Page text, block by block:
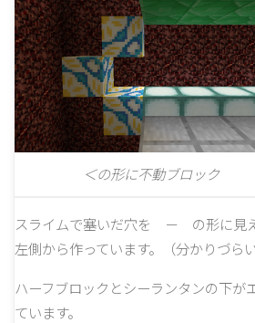
＜の形に不動ブロック
スライムで塞いだ穴を － の形に見
左側から作っています。（分かりづら
ハーフブロックとシーランタンの下が
ています。